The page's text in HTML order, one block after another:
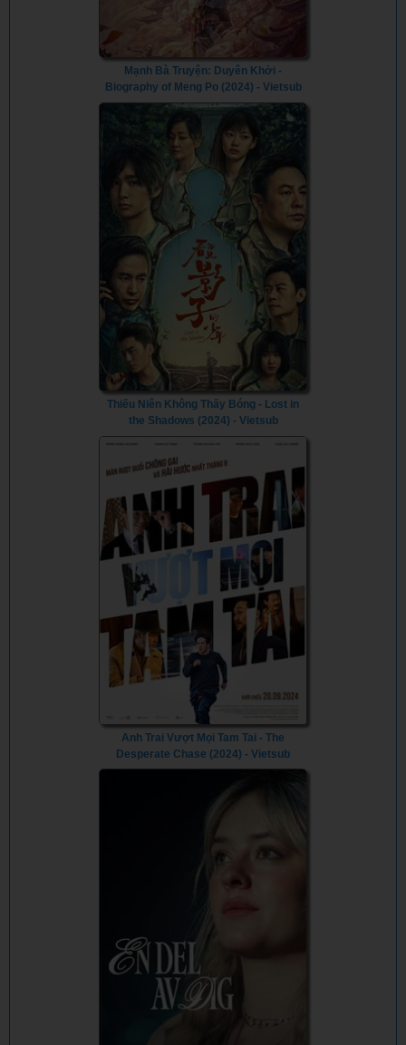
Mạnh Bà Truyện: Duyên Khởi -
Biography of Meng Po (2024) - Vietsub
Thiếu Niên Không Thấy Bóng - Lost in
the Shadows (2024) - Vietsub
Anh Trai Vượt Mọi Tam Tai - The
Desperate Chase (2024) - Vietsub